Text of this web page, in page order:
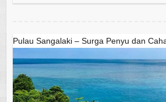
Pulau Sangalaki – Surga Penyu dan